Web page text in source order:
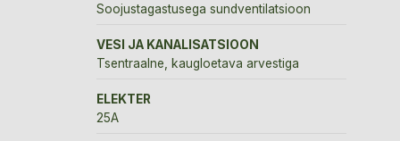
Soojustagastusega sundventilatsioon
VESI JA KANALISATSIOON
Tsentraalne, kaugloetava arvestiga
ELEKTER
25A